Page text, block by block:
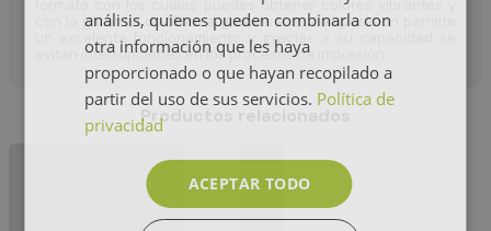
formato con los cuales puedes obtener colores vibrantes y
con la garantia de fàbrica, gracias a su composicion permite
un excelente funcionamiento y gracias a su capacidad se
evitan interrupciones en los procesos de impresiòn
Productos relacionados
análisis, quienes pueden combinarla con
otra información que les haya
proporcionado o que hayan recopilado a
partir del uso de sus servicios. Política de
privacidad
ACEPTAR TODO